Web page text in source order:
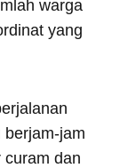
warga
yang
berjam-jam
curam dan